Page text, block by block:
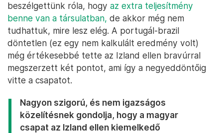
beszélgettünk róla, hogy az extra teljesítmény
benne van a társulatban, de akkor még nem
tudhattuk, mire lesz elég. A portugál-brazil
döntetlen (ez egy nem kalkulált eredmény volt)
még értékesebbé tette az Izland ellen bravúrral
megszerzett két pontot, ami így a negyeddöntőig
vitte a csapatot.
Nagyon szigorú, és nem igazságos
közelítésnek gondolja, hogy a magyar
csapat az Izland ellen kiemelkedő